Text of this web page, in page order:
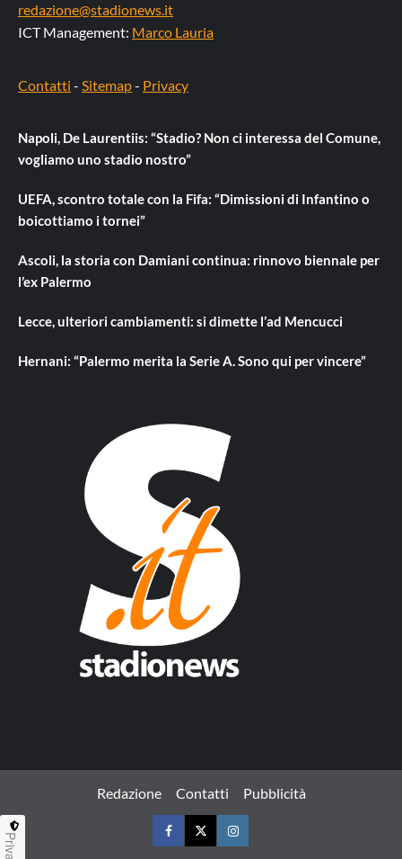
redazione@stadionews.it
ICT Management: Marco Lauria
Contatti - Sitemap- Privacy
Napoli, De Laurentiis: “Stadio? Non ci interessa del Comune,
vogliamo uno stadio nostro”
UEFA, scontro totale con la Fifa: “Dimissioni di Infantino o
boicottiamo i tornei”
Ascoli, la storia con Damiani continua: rinnovo biennale per
l’ex Palermo
Lecce, ulteriori cambiamenti: si dimette l’ad Mencucci
Hernani: “Palermo merita la Serie A. Sono qui per vincere”
Redazione Contatti Pubblicità
FacebookTwitterInstagram